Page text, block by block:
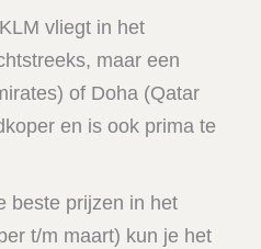
KLM vliegt in het
maar een
of Doha (Qatar
en is ook prima te
beste prijzen in het
t/m maart) kun je het